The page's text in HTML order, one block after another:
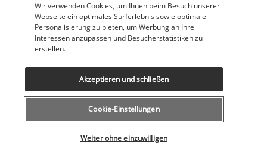
043 508 19 00
Montag bis Freitag von 12 bis 20 Uhr, Samstags und Sonntags
Aus dem Ausland
+41 43 508 19 00
Produktnummer: 618602
Wir verwenden Cookies, um Ihnen beim Besuch unserer
Webseite ein optimales Surferlebnis sowie optimale
Personalisierung zu bieten, um Werbung an Ihre
Interessen anzupassen und Besucherstatistiken zu
erstellen.
Cookie-Einstellungen
Weiter ohne einzuwilligen
Akzeptieren und schließen